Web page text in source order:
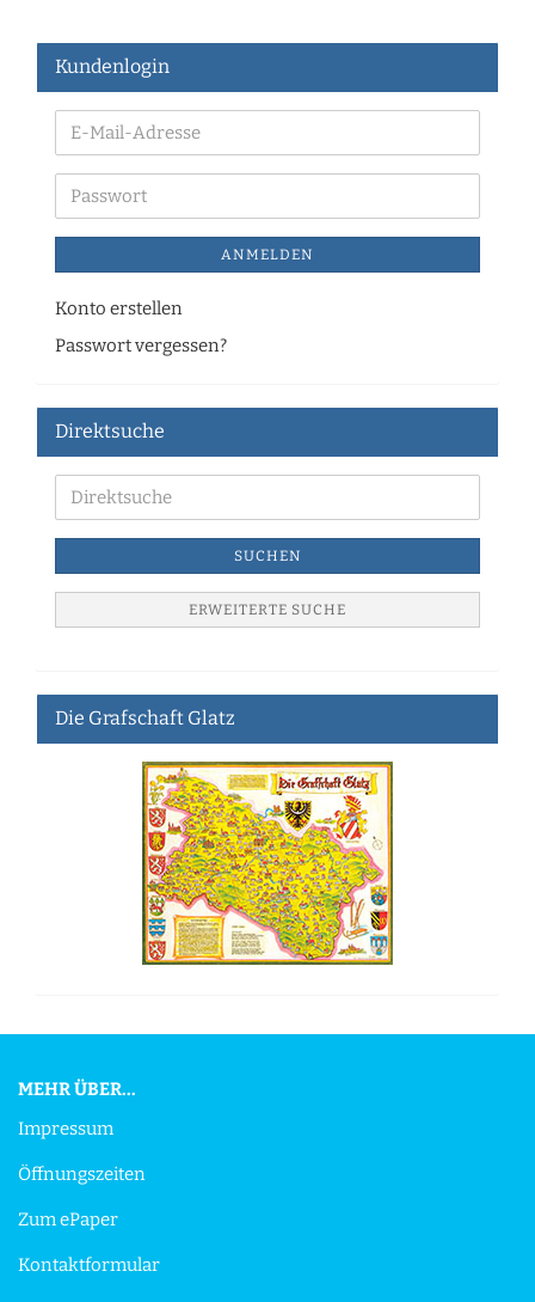
Kundenlogin
ANMELDEN
Konto erstellen
Passwort vergessen?
Direktsuche
SUCHEN
ERWEITERTE SUCHE
Die Grafschaft Glatz
MEHR ÜBER...
Impressum
Öffnungszeiten
Zum ePaper
Kontaktformular